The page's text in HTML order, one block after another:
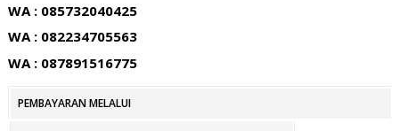
WA : 085732040425
WA : 082234705563
WA : 087891516775
PEMBAYARAN MELALUI